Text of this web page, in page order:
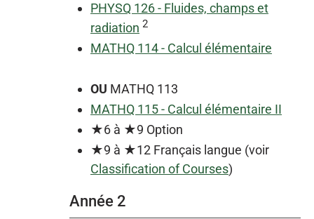
PHYSQ 126 - Fluides, champs et
radiation 2
MATHQ 114 - Calcul élémentaire
OU MATHQ 113
MATHQ 115 - Calcul élémentaire II
★6 à ★9 Option
★9 à ★12 Français langue (voir
Classification of Courses)
Année 2